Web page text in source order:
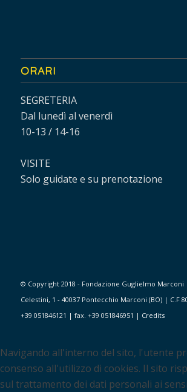
ORARI
SEGRETERIA
Dal lunedì al venerdì
10-13 / 14-16
VISITE
Solo guidate e su prenotazione
© Copyright 2018 - Fondazione Guglielmo
Celestini, 1 - 40037 Pontecchio Marconi (BO) | C.F
+39 051846121 | fax. +39 051846951 | Credits
Navigando all'interno del sito, l'utente
consenso all'utilizzo di cookies. Il sito
sul trattamento dei dati personali ai